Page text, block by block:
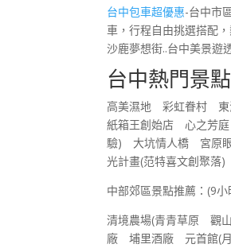
台中包車超優惠-台中市
車，行程自由挑選搭
沙鹿夢想街..台中美景遊
台中熱門景
高美濕地 彩虹眷村
紙箱王創始店 心之芳
驗) 大坑情人橋 宮原
光計畫(范特喜文創聚落
中部郊區景點推薦：(9
清境農場(青青草原
廠 埔里酒廠 元首館(